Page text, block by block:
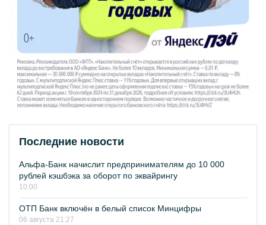
Последние новости
Альфа-Банк начислит предпринимателям до 10 000
рублей кэшбэка за оборот по эквайрингу
10:00
ОТП Банк включён в белый список Минцифры
06 августа 21:27